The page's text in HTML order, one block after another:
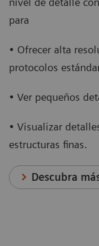
para
• Ofrecer alta
protocolos
• Ver pequeños
• Visualizar
estructuras finas.
Descubra